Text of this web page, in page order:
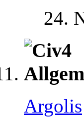
24.
Argolis